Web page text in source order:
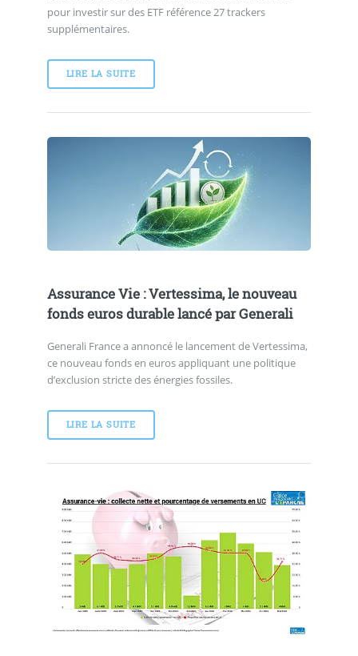
pour investir sur des ETF référence 27 trackers
supplémentaires.
LIRE LA SUITE
Assurance Vie : Vertessima, le nouveau
fonds euros durable lancé par Generali
Generali France a annoncé le lancement de Vertessima,
ce nouveau fonds en euros appliquant une politique
d’exclusion stricte des énergies fossiles.
LIRE LA SUITE